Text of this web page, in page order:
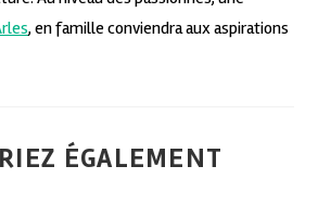
, en famille conviendra aux aspirations
ÉGALEMENT